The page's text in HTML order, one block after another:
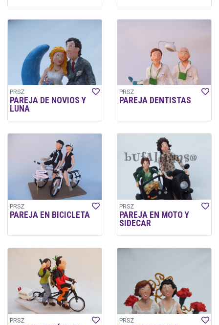
PRSZ
PAREJA DE NOVIOS Y
LUNA
PRSZ
PAREJA DENTISTAS
PRSZ
PAREJA EN BICICLETA
PRSZ
PAREJA EN MOTO Y
SIDECAR
PRSZ PRSZ